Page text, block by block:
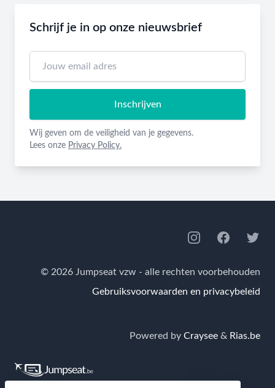
Schrijf je in op onze nieuwsbrief
Inschrijven
Wij geven om de veiligheid van je gegevens.
Lees onze Privacy Policy.
InstagramFacebookTwitter
© 2026 Jumpseat vzw - alle rechten voorbehouden
Gebruiksvoorwaarden en privacybeleid
Powered by Craysee & Rias.be